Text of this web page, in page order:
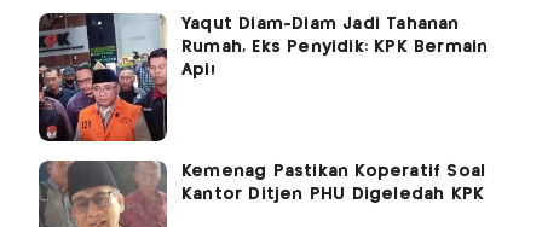
Yaqut Diam-Diam Jadi Tahanan
Rumah, Eks Penyidik: KPK Bermain
Api!
Kemenag Pastikan Koperatif Soal
Kantor Ditjen PHU Digeledah KPK